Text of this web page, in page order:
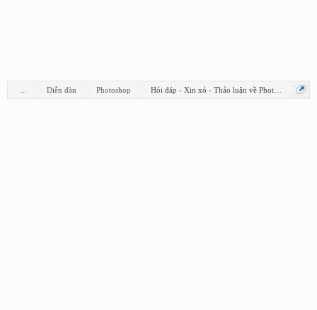
Diễn đàn Photoshop Hỏi đáp - Xin xỏ - Thảo luận về Photoshop